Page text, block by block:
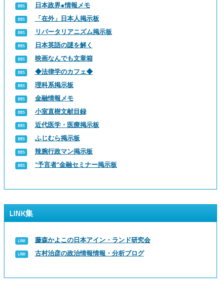
日本政界●情報メモ
「在外」日本人掲示板
リバータリアニズム掲示板
日本英語の謎を解く
映画なんでも文章箱
◆法律学のカフェ◆
理科系掲示板
金融情報メモ
小室直樹文献目録
近代医学・医療掲示板
ふじむら掲示板
辣腕行政マン掲示板
“予言者”金融セミナー掲示板
LINK集
藤森かよこの日本アイン・ランド研究会
古村治彦の政治情報情報・分析ブログ